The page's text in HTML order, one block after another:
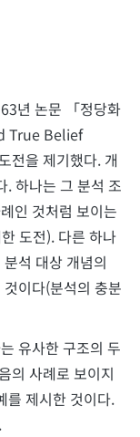
년 논문 「정당화
True Belief
전을 제기했다. 개
. 하나는 그 분석 조
인 것처럼 보이는
도전). 다른 하나
석 대상 개념의
이다(분석의 충분
유사한 구조의 두
의 사례로 보이지
를 제시한 것이다.